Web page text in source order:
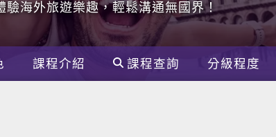
新聞英文
驗海外旅遊樂趣，輕鬆溝通無國界！
課程介紹 課程查詢 分級程度